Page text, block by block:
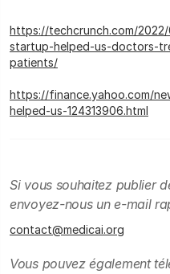
https://techcrunch.com/
startup-helped-us-doctors-
patients/
https://finance.yahoo.com/
helped-us-124313906.html
Si vous souhaitez publier
envoyez-nous un e-mail
contact@medicai.org
Vous pouvez également